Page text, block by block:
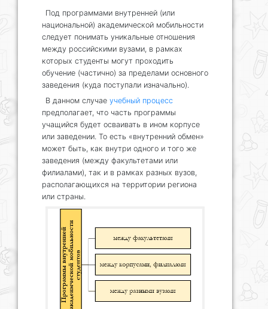
Под программами внутренней (или
национальной) академической мобильности
следует понимать уникальные отношения
между российскими вузами, в рамках
которых студенты могут проходить
обучение (частично) за пределами основного
заведения (куда поступали изначально).
В данном случае учебный процесс
предполагает, что часть программы
учащийся будет осваивать в ином корпусе
или заведении. То есть «внутренний обмен»
может быть, как внутри одного и того же
заведения (между факультетами или
филиалами), так и в рамках разных вузов,
располагающихся на территории региона
или страны.